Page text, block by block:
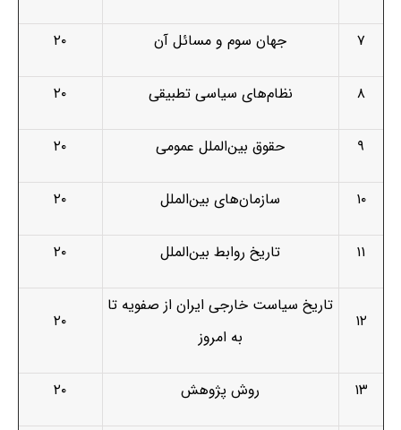
۷ جهان سوم و مسائل آن ۲۰
۸ نظام‌های سیاسی تطبیقی ۲۰
۹ حقوق بین‌الملل عمومی ۲۰
۱۰ سازمان‌های بین‌­الملل ۲۰
۱۱ تاریخ روابط بین‌­الملل ۲۰
۱۲
تاریخ سیاست خارجی ایران از صفویه تا
به امروز
۲۰
۱۳ روش پژوهش ۲۰